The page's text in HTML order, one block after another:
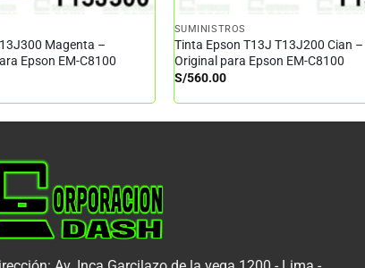
Magenta –
Epson EM-C8100
SUMINISTROS
Tinta Epson T13J T13J200 Cian
Original para Epson EM-C8100
S/560.00